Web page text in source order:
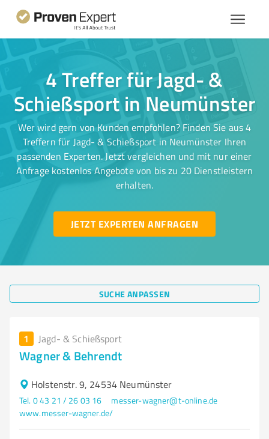
4 Treffer für Jagd- &
Schießsport in Neumünster
Wer wird gern von Kunden empfohlen? Finden Sie aus 4
Treffern für Jagd- & Schießsport in Neumünster Ihren
passenden Experten. Jetzt vergleichen und mit nur einer
Anfrage kostenlos Angebote von bis zu 20 Dienstleistern
erhalten.
JETZT EXPERTEN ANFRAGEN
SUCHE ANPASSEN
1 Jagd- & Schießsport
Wagner & Behrendt
Holstenstr. 9, 24534 Neumünster
Tel. 0 43 21 / 26 03 16
messer-wagner@t-online.de
www.messer-wagner.de/